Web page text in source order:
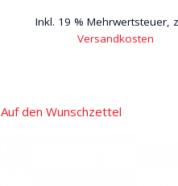
Inkl. 19 % Mehrwertsteuer,
Versandkosten
Auf den Wunschzettel